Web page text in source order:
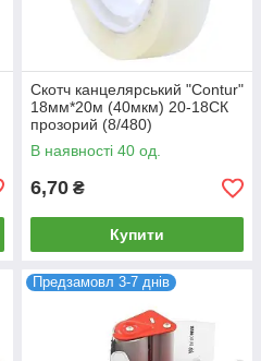
Скотч канцелярський "Contur"
18мм*20м (40мкм) 20-18СК
прозорий (8/480)
В наявності 40 од.
6,70 ₴
Купити
Предзамовл 3-7 днів